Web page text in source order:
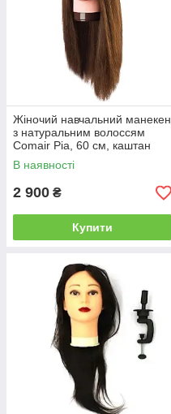
Жіночий навчальний манекен
з натуральним волоссям
Comair Pia, 60 см, каштан
(7001170н)
В наявності
2 900 ₴
Купити